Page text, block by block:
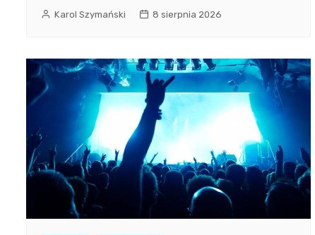
Karol Szymański 8 sierpnia 2026